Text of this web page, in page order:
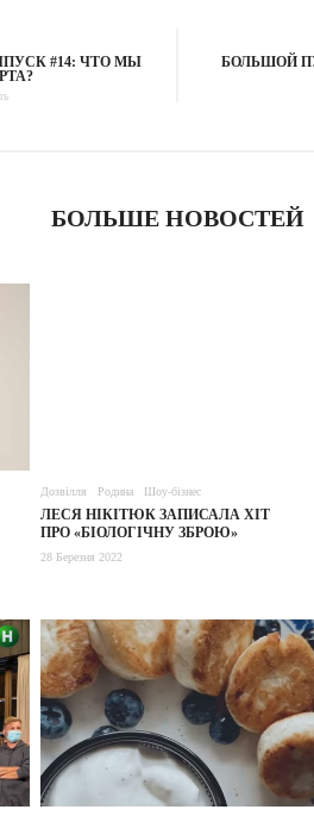
#14: ЧТО МЫ
БОЛЬШОЙ
БОЛЬШЕ НОВОСТЕЙ
Дозвілля Родина Шоу-бізнес
ЛЕСЯ НІКІТЮК ЗАПИСАЛА ХІТ
ПРО «БІОЛОГІЧНУ ЗБРОЮ»
28 Березня 2022